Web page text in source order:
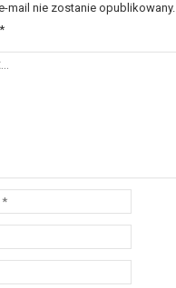
mail nie zostanie opublikowany.
*